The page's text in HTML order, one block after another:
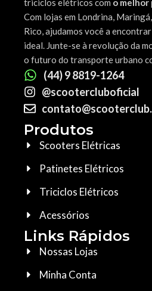
triciclos elétricos com o melhor
Com lojas em Londrina,
Rico, ajudamos você a
ideal. Junte-se à revolução da
o futuro do transporte urbano
(44) 9 8819-1264
@scootercluboficial
Produtos
Scooters Elétricas
Patinetes Elétricos
Triciclos Elétricos
Acessórios
Links Rápidos
Nossas Lojas
Minha Conta